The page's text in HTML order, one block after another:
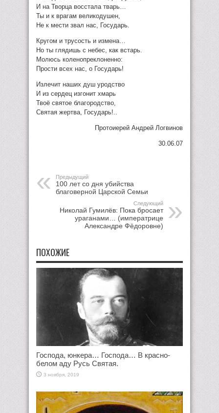
И на Творца восстала тварь…
Ты и к врагам великодушен,
Не к мести звал нас, Государь.
Кругом и трусость и измена…
Но ты глядишь с небес, как встарь.
Молюсь коленопреклоненно:
Прости всех нас, о Государь!
Излечит наших душ уродство
И из сердец изгонит хмарь
Твоё святое благородство,
Святая жертва, Государь!..
Протоиерей Андрей Логвинов
30.06.07
Предыдущий
100 лет со дня убийства
благоверной Царской Семьи
Следующий
Николай Гумилёв: Пока бросает
ураганами… (императрице
Александре Фёдоровне)
ПОХОЖИЕ
Господа, юнкера… Господа… В красно-
белом аду Русь Святая.
3 ноября, 2019